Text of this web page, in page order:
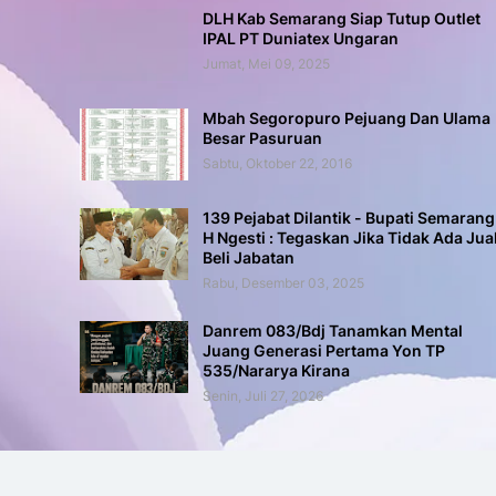
DLH Kab Semarang Siap Tutup Outlet
IPAL PT Duniatex Ungaran
Jumat, Mei 09, 2025
Mbah Segoropuro Pejuang Dan Ulama
Besar Pasuruan
Sabtu, Oktober 22, 2016
139 Pejabat Dilantik - Bupati Semarang
H Ngesti : Tegaskan Jika Tidak Ada
Beli Jabatan
Rabu, Desember 03, 2025
Danrem 083/Bdj Tanamkan Mental
Juang Generasi Pertama Yon TP
535/Nararya Kirana
Senin, Juli 27, 2026